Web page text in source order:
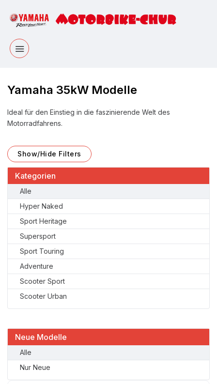
Yamaha 35kW Modelle
Ideal für den Einstieg in die faszinierende Welt des
Motorradfahrens.
Show/Hide Filters
Kategorien
Alle
Hyper Naked
Sport Heritage
Supersport
Sport Touring
Adventure
Scooter Sport
Scooter Urban
Neue Modelle
Alle
Nur Neue